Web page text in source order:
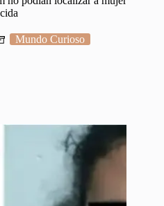
Mundo Curioso